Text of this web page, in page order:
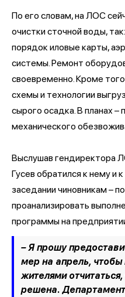
По его словам, на ЛОС
очистки сточной воды,
порядок иловые карты,
системы. Ремонт
своевременно. Кроме
схемы и технологии
сырого осадка. В планах –
механического
Выслушав гендиректора
Гусев обратился к нему и
заседании чиновникам –
проанализировать
программы на
– Я прошу
мер на апрель,
жителями
решена.